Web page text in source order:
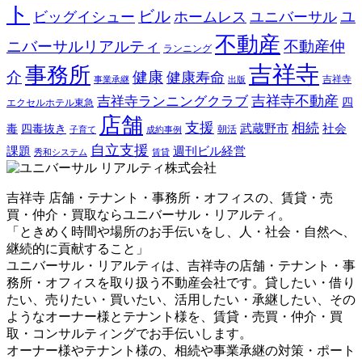
ト
ビッグイシュー ビル ホームレス ユニバーサルユ
ニバーサルリアルティ
ランニング 不動産 不動産仲
介 事務所 事業承継 健康健康寿命 出版 吉祥寺 吉祥寺
エクセルホテル東急 吉祥寺ランニングクラブ 吉祥寺不動産 四
毒 四毒抜き 子育て 店舗 成約事例 支援 朝活 武蔵野市 相続 社会
課題 秀和システム 自立支援 賃貸 週刊ビル経営
吉祥寺 店舗・テナント・事務所・オフィスの、賃貸・売
買・仲介・買取ならユニバーサル・リアルティ。
「ときめく時間や場所のお手伝いをし、人・社会・自然へ、
継続的に貢献すること」
ユニバーサル・リアルティは、吉祥寺の店舗・テナント・事
務所・オフィスを取り扱う不動産会社です。貸したい・借り
たい、売りたい・買いたい、活用したい・承継したい、その
ようなオーナー様とテナント様を、賃貸・売買・仲介・買
取・コンサルティングでお手伝いします。
オーナー様やテナント様の、相続や事業承継の対策・ポート